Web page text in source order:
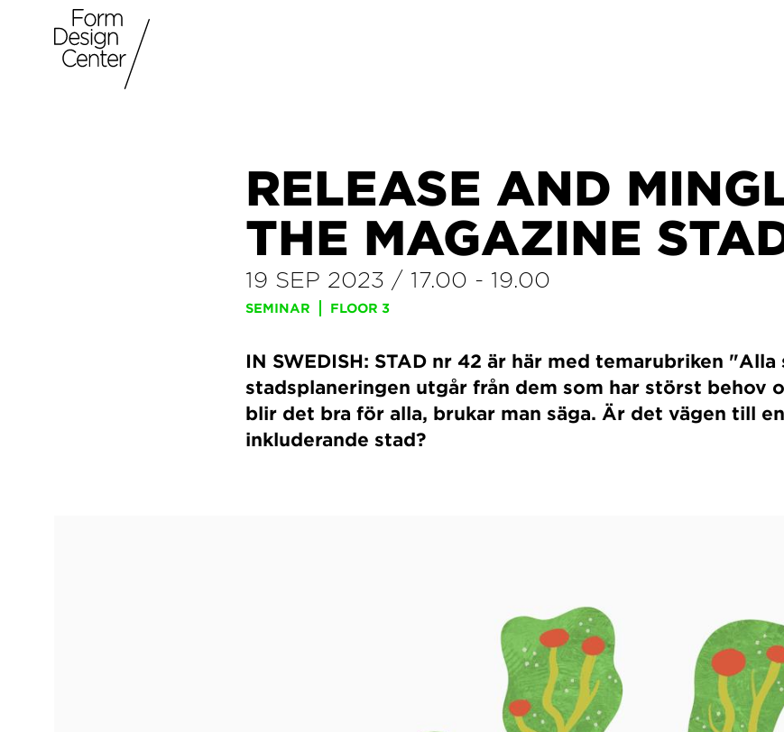
RELEASE AND
THE MAGAZINE
19 SEP 2023 / 17.00 - 19.00
SEMINAR FLOOR 3
IN SWEDISH: STAD nr 42 är här med temarubriken
stadsplaneringen utgår från dem som har störst behov
blir det bra för alla, brukar man säga. Är det vägen till
inkluderande stad?